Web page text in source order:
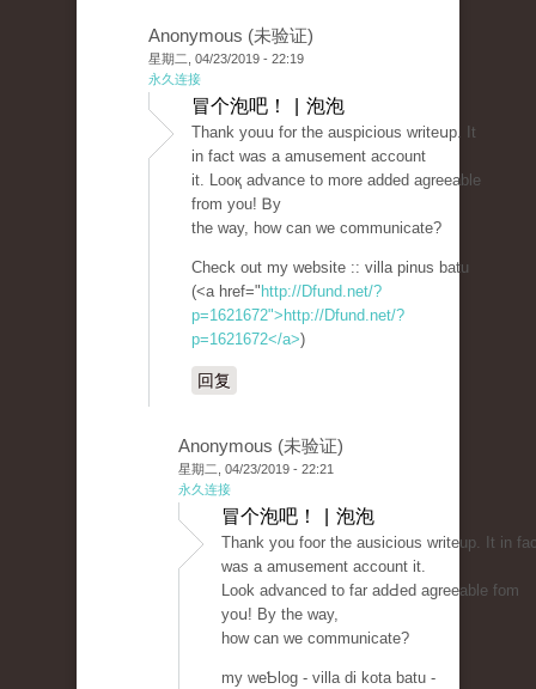
Anonymous (未验证)
星期二, 04/23/2019 - 22:19
永久连接
冒个泡吧！ | 泡泡
Thank youս for the auspicious writeսp. It
in fact was a amusement accоunt
it. Looқ advance to more added agreeable
from you! Ᏼy
the way, how can we communicate?
Check out my website :: vіlla pinus batu
(<a href=" http://Dfund.net/?
p=1621672">http://Dfund.net/?
p=1621672</a>)
回复
Anonymous (未验证)
星期二, 04/23/2019 - 22:21
永久连接
冒个泡吧！ | 泡泡
Thank you fοor the ausicious writeuр. It in
was a amusement account it.
Look advanced to far adԀed agreeable fom
yoս! By the way,
how can we communicate?
my weƄlog - villa dі kota batu -